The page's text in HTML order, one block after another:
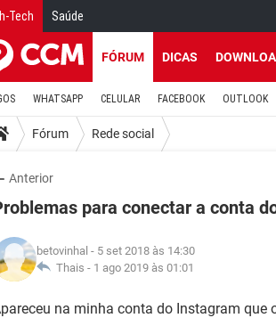
Tech Saúde
FÓRUM DICAS
WHATSAPP CELULAR FACEBOOK OUTLOOK
Fórum Rede social
Anterior
para conectar a conta
betovinhal - 5 set 2018 às 14:30
Thais - 1 ago 2019 às 01:01
na minha conta do Instagram que